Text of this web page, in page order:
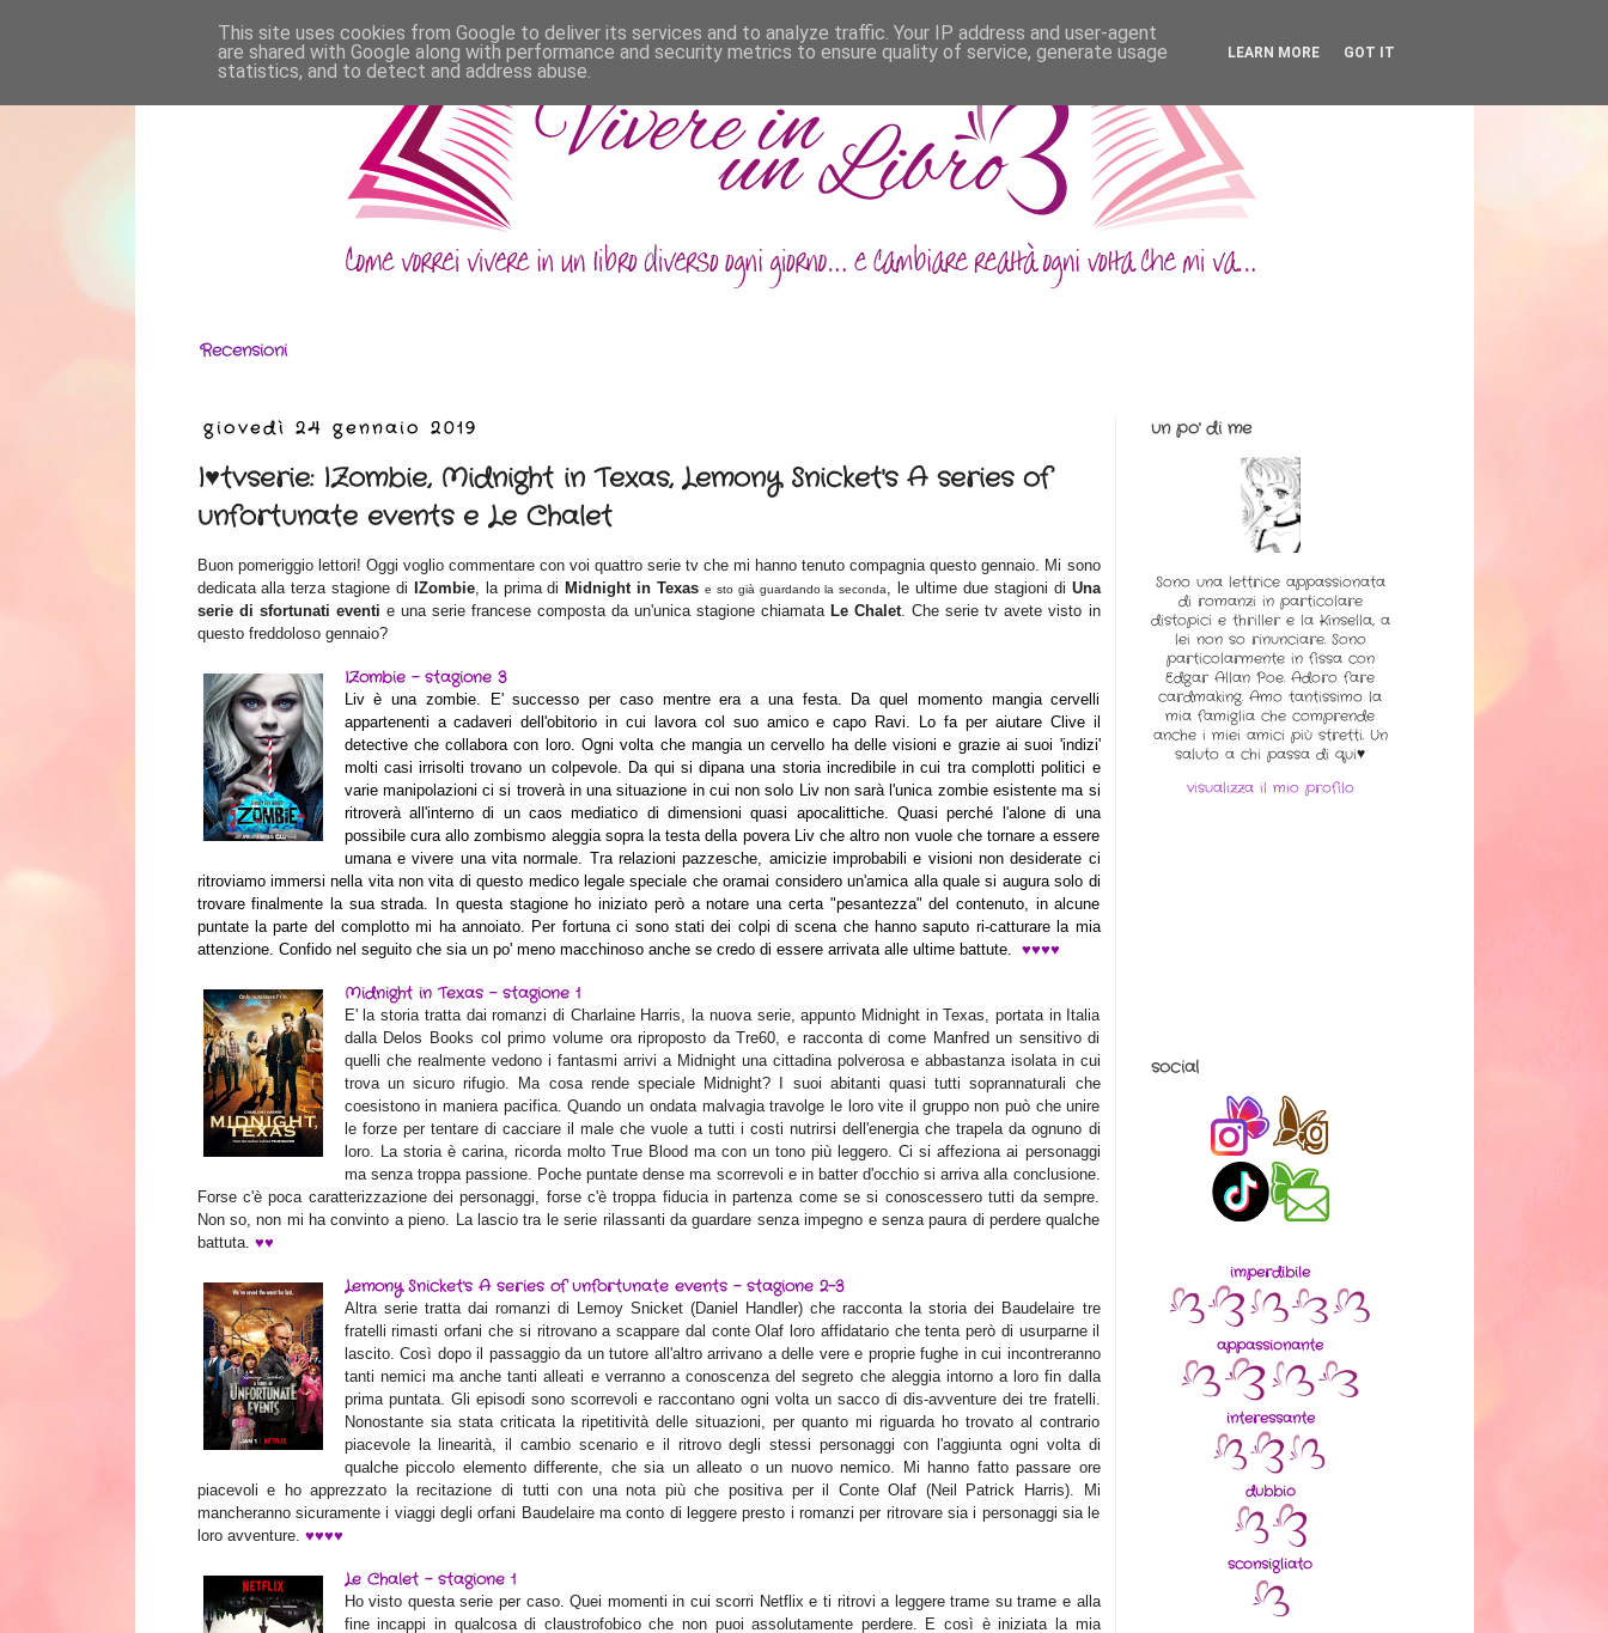
Recensioni
giovedì 24 gennaio 2019
I♥tvserie: IZombie, Midnight in Texas, Lemony Snicket's A series of
unfortunate events e Le Chalet
Buon pomeriggio lettori! Oggi voglio commentare con voi quattro serie tv che mi hanno tenuto compagnia questo gennaio. Mi sono
dedicata alla terza stagione di
IZombie, la prima di Midnight in Texas e sto già guardando la seconda, le ultime due stagioni di Una
serie di sfortunati eventi e una serie francese composta da un'unica stagione chiamata Le Chalet. Che serie tv avete visto in
questo freddoloso gennaio?
IZombie - stagione 3
Liv è una zombie. E' successo per caso mentre era a una festa. Da quel momento mangia cervelli
appartenenti a cadaveri dell'obitorio in cui lavora col suo amico e capo Ravi. Lo fa per aiutare Clive il
detective che collabora con loro. Ogni volta che mangia un cervello ha delle visioni e grazie ai suoi 'indizi'
molti casi irrisolti trovano un colpevole. Da qui si dipana una storia incredibile in cui tra complotti politici e
varie manipolazioni ci si troverà in una situazione in cui non solo Liv non sarà l'unica zombie esistente ma si
ritroverà all'interno di un caos mediatico di dimensioni quasi apocalittiche. Quasi perché l'alone di una
possibile cura allo zombismo aleggia sopra la testa della povera Liv che altro non vuole che tornare a essere
umana e vivere una vita normale. Tra relazioni pazzesche, amicizie improbabili e visioni non desiderate ci
ritroviamo immersi nella vita non vita di questo medico legale speciale che oramai considero un'amica alla quale si augura solo di
trovare finalmente la sua strada. In questa stagione ho iniziato però a notare una certa "pesantezza" del contenuto, in alcune
puntate la parte del complotto mi ha annoiato. Per fortuna ci sono stati dei colpi di scena che hanno saputo ri-catturare la mia
attenzione. Confido nel seguito che sia un po' meno macchinoso anche se credo di essere arrivata alle ultime battute. ♥♥♥♥
Midnight in Texas - stagione 1
E' la storia tratta dai romanzi di Charlaine Harris, la nuova serie, appunto Midnight in Texas, portata in Italia
dalla Delos Books col primo volume ora riproposto da Tre60, e racconta di come Manfred un sensitivo di
quelli che realmente vedono i fantasmi arrivi a Midnight una cittadina polverosa e abbastanza isolata in cui
trova un sicuro rifugio. Ma cosa rende speciale Midnight? I suoi abitanti quasi tutti soprannaturali che
coesistono in maniera pacifica. Quando un ondata malvagia travolge le loro vite il gruppo non può che unire
le forze per tentare di cacciare il male che vuole a tutti i costi nutrirsi dell'energia che trapela da ognuno di
loro. La storia è carina, ricorda molto True Blood ma con un tono più leggero. Ci si affeziona ai personaggi
ma senza troppa passione. Poche puntate dense ma scorrevoli e in batter d'occhio si arriva alla conclusione.
Forse c'è poca caratterizzazione dei personaggi, forse c'è troppa fiducia in partenza come se si conoscessero tutti da sempre.
Non so, non mi ha convinto a pieno. La lascio tra le serie rilassanti da guardare senza impegno e senza paura di perdere qualche
battuta. ♥♥
Lemony Snicket's A series of unfortunate events - stagione 2-3
Altra serie tratta dai romanzi di Lemoy Snicket (Daniel Handler) che racconta la storia dei Baudelaire tre
fratelli rimasti orfani che si ritrovano a scappare dal conte Olaf loro affidatario che tenta però di usurparne il
lascito. Così dopo il passaggio da un tutore all'altro arrivano a delle vere e proprie fughe in cui incontreranno
tanti nemici ma anche tanti alleati e verranno a conoscenza del segreto che aleggia intorno a loro fin dalla
prima puntata. Gli episodi sono scorrevoli e raccontano ogni volta un sacco di dis-avventure dei tre fratelli.
Nonostante sia stata criticata la ripetitività delle situazioni, per quanto mi riguarda ho trovato al contrario
piacevole la linearità, il cambio scenario e il ritrovo degli stessi personaggi con l'aggiunta ogni volta di
qualche piccolo elemento differente, che sia un alleato o un nuovo nemico. Mi hanno fatto passare ore
piacevoli e ho apprezzato la recitazione di tutti con una nota più che positiva per il Conte Olaf (Neil Patrick Harris). Mi
mancheranno sicuramente i viaggi degli orfani Baudelaire ma conto di leggere presto i romanzi per ritrovare sia i personaggi sia le
loro avventure. ♥♥♥♥
Le Chalet - stagione 1
Ho visto questa serie per caso. Quei momenti in cui scorri Netflix e ti ritrovi a leggere trame su trame e alla
fine incappi in qualcosa di claustrofobico che non puoi assolutamente perdere. E così è iniziata la mia
un po' di me
Sono una lettrice appassionata
di romanzi in particolare
distopici e thriller e la Kinsella, a
lei non so rinunciare. Sono
particolarmente in fissa con
Edgar Allan Poe. Adoro fare
cardmaking. Amo tantissimo la
mia famiglia che comprende
anche i miei amici più stretti. Un
saluto a chi passa di qui♥
visualizza il mio profilo
social
imperdibile
appassionante
interessante
dubbio
sconsigliato
This site uses cookies from Google to deliver its services and to analyze traffic. Your IP address and user-agent
are shared with Google along with performance and security metrics to ensure quality of service, generate usage
statistics, and to detect and address abuse.
LEARN MORE GOT IT